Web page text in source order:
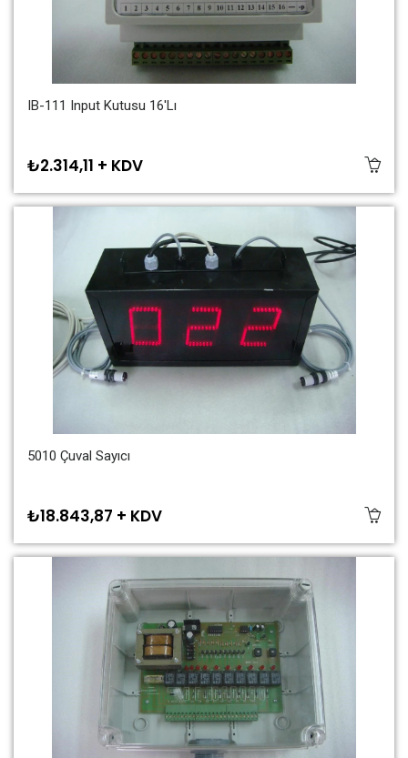
IB-111 Input Kutusu 16'lı
₺2.314,11 + KDV
5010 Çuval Sayıcı
₺18.843,87 + KDV